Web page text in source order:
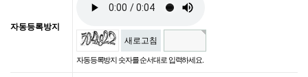
자동등록방지
새로고침
자동등록방지 숫자를 순서대로 입력하세요.